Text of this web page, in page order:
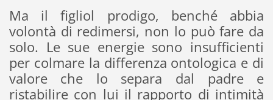
Ma il figliol prodigo, benché abbia
volontà di redimersi, non lo può fare da
solo. Le sue energie sono insufficienti
per colmare la differenza ontologica e di
valore che lo separa dal padre e
ristabilire con lui il rapporto di intimità